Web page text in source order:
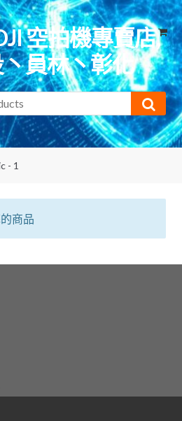
空拍機專賣店,
員林丶彰化
- 1
商品